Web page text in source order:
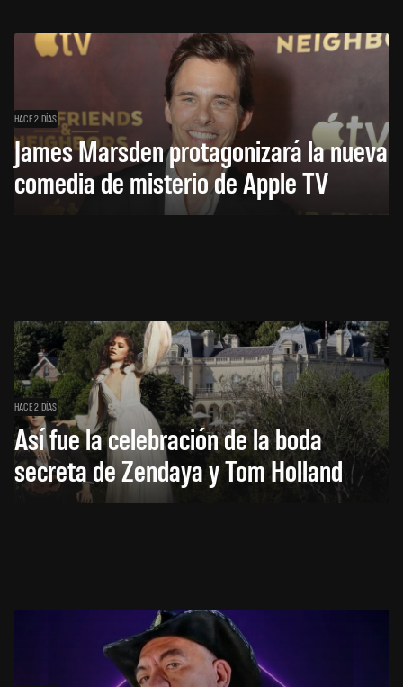
HACE 2 DÍAS
James Marsden protagonizará la nueva
comedia de misterio de Apple TV
HACE 2 DÍAS
Así fue la celebración de la boda
secreta de Zendaya y Tom Holland